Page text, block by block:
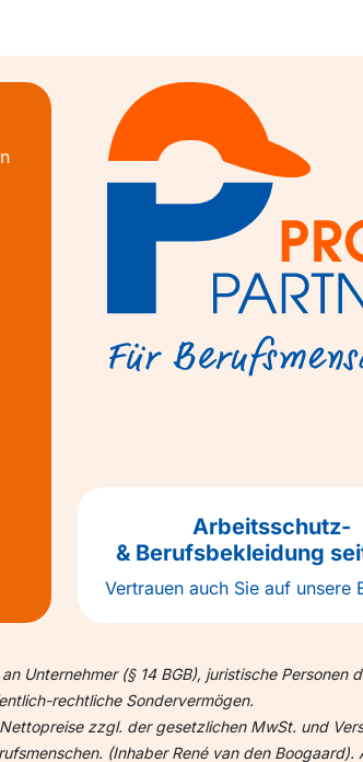
Arbeitsschutz-
& Berufsbekleidung
Vertrauen auch Sie auf unsere
Unternehmer (§ 14 BGB), juristische Personen
rechtliche Sondervermögen.
zzgl. der gesetzlichen MwSt. und
(Inhaber René van den Boogaard).